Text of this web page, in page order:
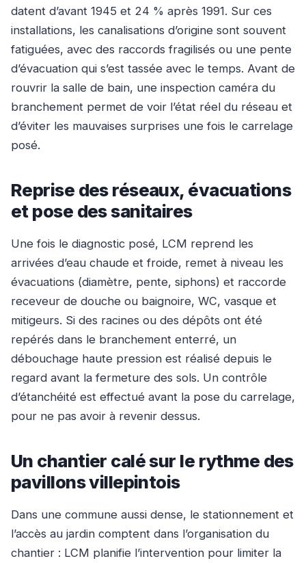
datent d’avant 1945 et 24 % après 1991. Sur ces
installations, les canalisations d’origine sont souvent
fatiguées, avec des raccords fragilisés ou une pente
d’évacuation qui s’est tassée avec le temps. Avant de
rouvrir la salle de bain, une inspection caméra du
branchement permet de voir l’état réel du réseau et
d’éviter les mauvaises surprises une fois le carrelage
posé.
Reprise des réseaux, évacuations
et pose des sanitaires
Une fois le diagnostic posé, LCM reprend les
arrivées d’eau chaude et froide, remet à niveau les
évacuations (diamètre, pente, siphons) et raccorde
receveur de douche ou baignoire, WC, vasque et
mitigeurs. Si des racines ou des dépôts ont été
repérés dans le branchement enterré, un
débouchage haute pression est réalisé depuis le
regard avant la fermeture des sols. Un contrôle
d’étanchéité est effectué avant la pose du carrelage,
pour ne pas avoir à revenir dessus.
Un chantier calé sur le rythme des
pavillons villepintois
Dans une commune aussi dense, le stationnement et
l’accès au jardin comptent dans l’organisation du
chantier : LCM planifie l’intervention pour limiter la